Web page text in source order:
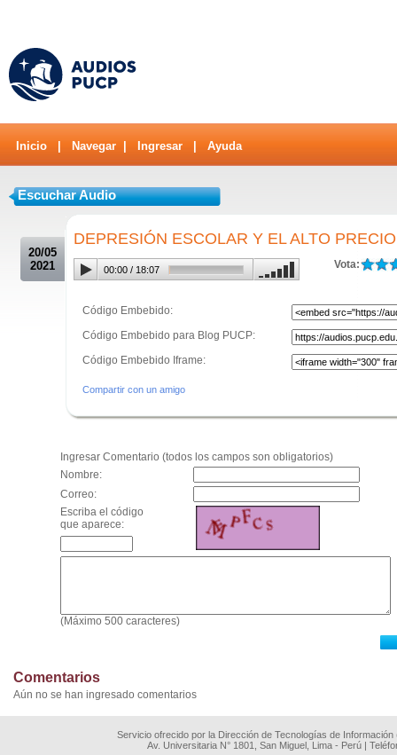
Inicio Navegar Ingresar Ayuda
Escuchar Audio
20/05
2021
DEPRESIÓN ESCOLAR Y EL ALTO
Vota:
00:00 / 18:07
Código Embebido:
Código Embebido para Blog PUCP:
Código Embebido Iframe:
Compartir con un amigo
Ingresar Comentario (todos los campos son obligatorios)
Nombre:
Correo:
Escriba el código
que aparece:
(Máximo 500 caracteres)
Comentarios
Aún no se han ingresado comentarios
Servicio ofrecido por la Dirección de Tecnologías de
Av. Universitaria N° 1801, San Miguel, Lima - Perú |